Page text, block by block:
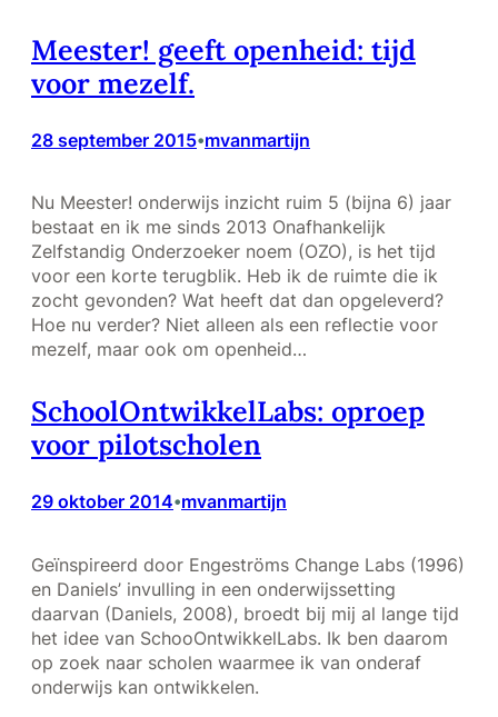
Meester! geeft openheid: tijd
voor mezelf.
28 september 2015•mvanmartijn
Nu Meester! onderwijs inzicht ruim 5 (bijna 6) jaar
bestaat en ik me sinds 2013 Onafhankelijk
Zelfstandig Onderzoeker noem (OZO), is het tijd
voor een korte terugblik. Heb ik de ruimte die ik
zocht gevonden? Wat heeft dat dan opgeleverd?
Hoe nu verder? Niet alleen als een reflectie voor
mezelf, maar ook om openheid…
SchoolOntwikkelLabs: oproep
voor pilotscholen
29 oktober 2014•mvanmartijn
Geïnspireerd door Engeströms Change Labs (1996)
en Daniels’ invulling in een onderwijssetting
daarvan (Daniels, 2008), broedt bij mij al lange tijd
het idee van SchooOntwikkelLabs. Ik ben daarom
op zoek naar scholen waarmee ik van onderaf
onderwijs kan ontwikkelen.